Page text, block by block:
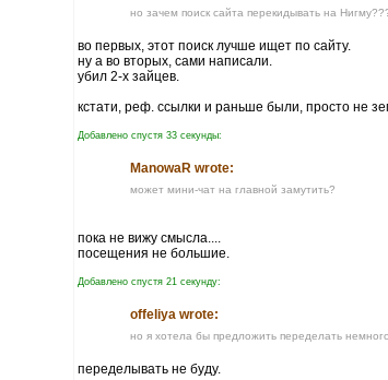
но зачем поиск сайта перекидывать на
во первых, этот поиск лучше ищет по сайту.
ну а во вторых, сами написали.
убил 2-х зайцев.
кстати, реф. ссылки и раньше были, просто не
Добавлено спустя 33 секунды:
ManowaR wrote:
может мини-чат на главной замутить?
пока не вижу смысла....
посещения не большие.
Добавлено спустя 21 секунду:
offeliya wrote:
но я хотела бы предложить переделать
переделывать не буду.